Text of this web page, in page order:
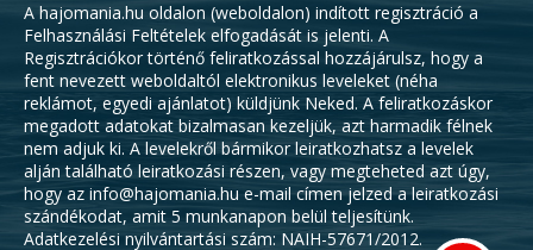
A hajomania.hu oldalon (weboldalon) indított regisztráció a
Felhasználási Feltételek elfogadását is jelenti. A
Regisztrációkor történő feliratkozással hozzájárulsz, hogy a
fent nevezett weboldaltól elektronikus leveleket (néha
reklámot, egyedi ajánlatot) küldjünk Neked. A feliratkozáskor
megadott adatokat bizalmasan kezeljük, azt harmadik félnek
nem adjuk ki. A levelekről bármikor leiratkozhatsz a levelek
alján található leiratkozási részen, vagy megteheted azt úgy,
hogy az info@hajomania.hu e-mail címen jelzed a leiratkozási
szándékodat, amit 5 munkanapon belül teljesítünk.
Adatkezelési nyilvántartási szám: NAIH-57671/2012.